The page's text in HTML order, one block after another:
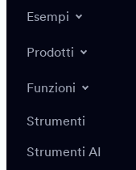
Esempi
Prodotti
Funzioni
Strumenti
Strumenti AI